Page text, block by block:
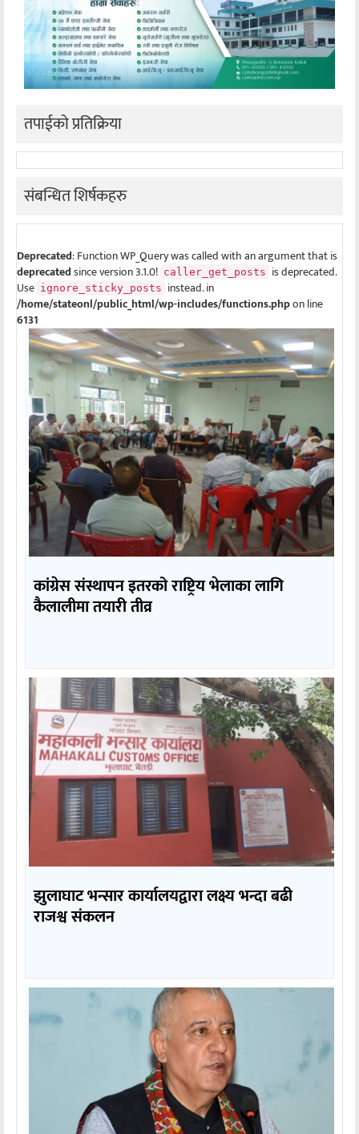
तपाईको प्रतिक्रिया
संबन्धित शिर्षकहरु
Deprecated: Function WP_Query was called with an argument that is
deprecatedsince version 3.1.0! caller_get_posts is deprecated.
Use ignore_sticky_posts instead. in
/home/stateonl/public_html/wp-includes/functions.phpon line
6131
कांग्रेस संस्थापन इतरको राष्ट्रिय भेलाका लागि
कैलालीमा तयारी तीव्र
झुलाघाट भन्सार कार्यालयद्वारा लक्ष्य भन्दा बढी
राजश्व संकलन